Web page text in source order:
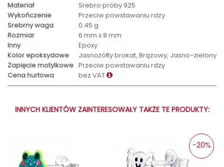
Materiał
Srebro próby 925
Wykończenie
Przeciw powstawaniu rdzy
Srebrny waga
0.45 g
Rozmiar
6 mm x 8 mm
Inny
Epoxy
Kolor epoksydowe
Jasnożółty brokat, Brązowy, Jasno-zielony
Zapięcie motylkowe Przeciw powstawaniu rdzy
Cena hurtowa
bez VAT
INNYCH KLIENTÓW ZAINTERESOWAŁY TAKŻE TE PRODUKTY:
-20%